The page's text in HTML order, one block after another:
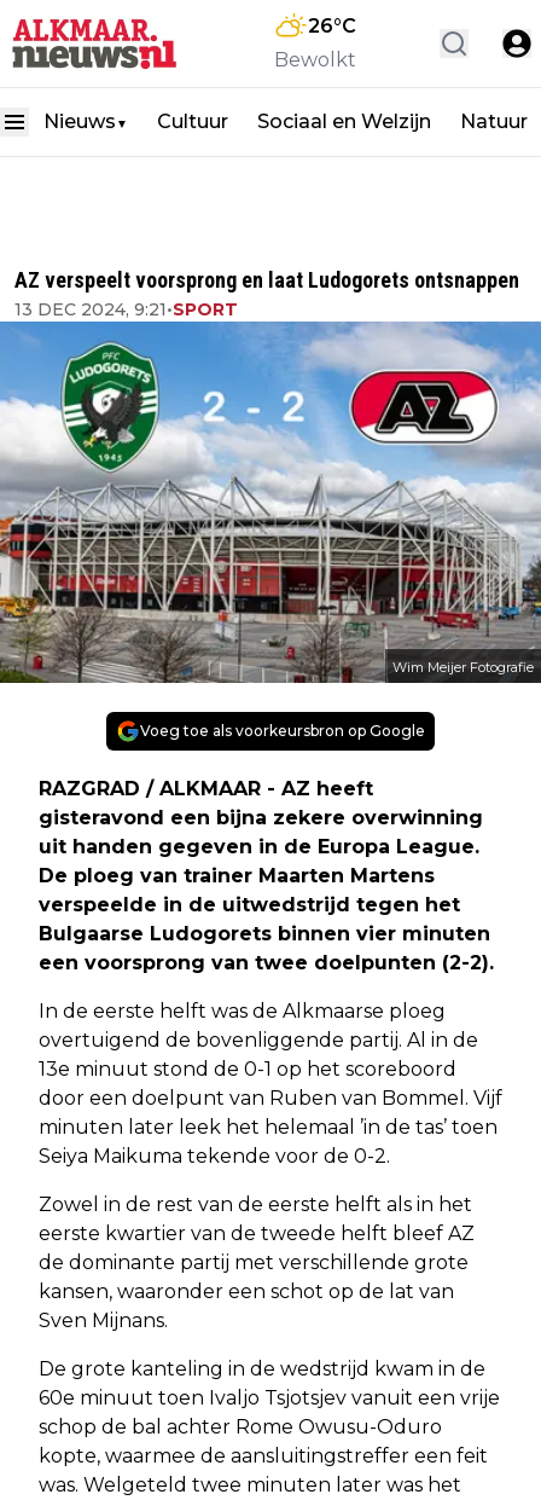
26°C
Bewolkt
Nieuws ▼ Cultuur Sociaal en Welzijn Natuur
AZ verspeelt voorsprong en laat Ludogorets ontsnappen
13 DEC 2024, 9:21•SPORT
Wim Meijer Fotografie
Voeg toe als voorkeursbron op Google
RAZGRAD / ALKMAAR - AZ heeft
gisteravond een bijna zekere overwinning
uit handen gegeven in de Europa League.
De ploeg van trainer Maarten Martens
verspeelde in de uitwedstrijd tegen het
Bulgaarse Ludogorets binnen vier minuten
een voorsprong van twee doelpunten (2-2).
In de eerste helft was de Alkmaarse ploeg
overtuigend de bovenliggende partij. Al in de
13e minuut stond de 0-1 op het scoreboord
door een doelpunt van Ruben van Bommel. Vijf
minuten later leek het helemaal ’in de tas’ toen
Seiya Maikuma tekende voor de 0-2.
Zowel in de rest van de eerste helft als in het
eerste kwartier van de tweede helft bleef AZ
de dominante partij met verschillende grote
kansen, waaronder een schot op de lat van
Sven Mijnans.
De grote kanteling in de wedstrijd kwam in de
60e minuut toen Ivaljo Tsjotsjev vanuit een vrije
schop de bal achter Rome Owusu-Oduro
kopte, waarmee de aansluitingstreffer een feit
was. Welgeteld twee minuten later was het